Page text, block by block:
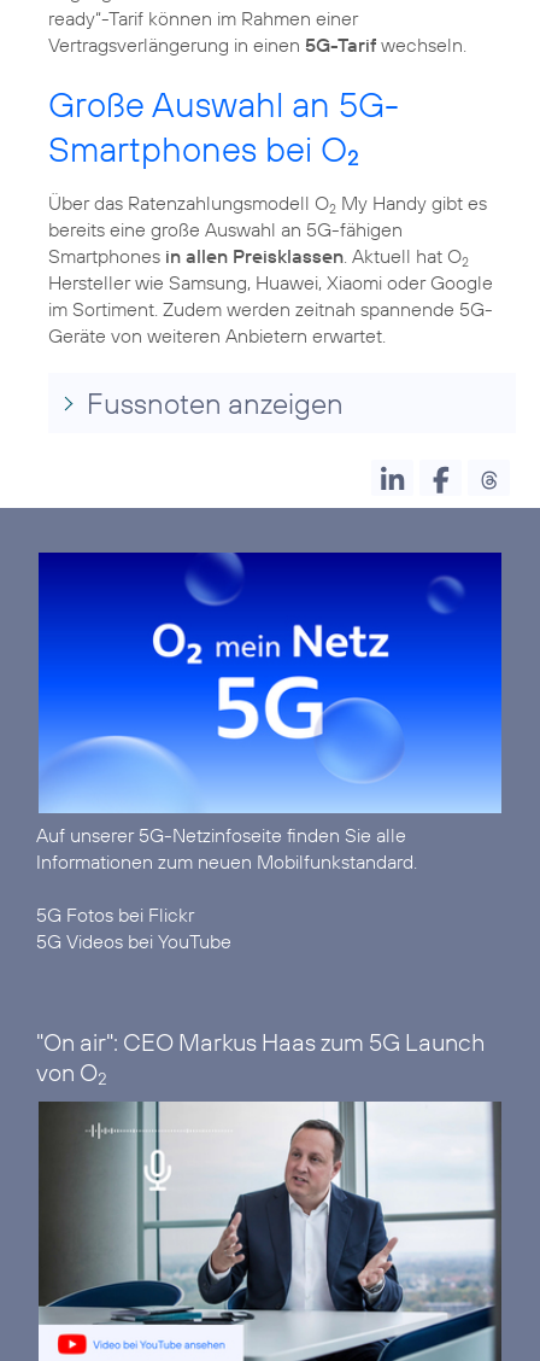
ready“-Tarif können im Rahmen einer
Vertragsverlängerung in einen 5G-Tarif wechseln.
Große Auswahl an 5G-
Smartphones bei O2
Über das Ratenzahlungsmodell O2 My Handy gibt es
bereits eine große Auswahl an 5G-fähigen
Smartphones in allen Preisklassen . Aktuell hat O2
Hersteller wie Samsung, Huawei, Xiaomi oder Google
im Sortiment. Zudem werden zeitnah spannende 5G-
Geräte von weiteren Anbietern erwartet.
Fussnoten anzeigen
Auf unserer 5G-Netzinfoseite finden Sie alle
Informationen zum neuen Mobilfunkstandard.
5G Fotos bei Flickr
5G Videos bei YouTube
"On air": CEO Markus Haas zum 5G Launch
von O2